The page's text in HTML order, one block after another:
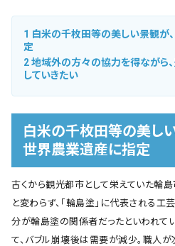
1 白米の千枚田等の美しい景観が
定
2地域外の方々の協力を得ながら
していきたい
白米の千枚田等の美し
世界農業遺産に指定
古くから観光都市として栄えていた輪
と変わらず、「輪島塗」に代表される
分が輪島塗の関係者だったといわれて
て、バブル崩壊後は需要が減少。職人